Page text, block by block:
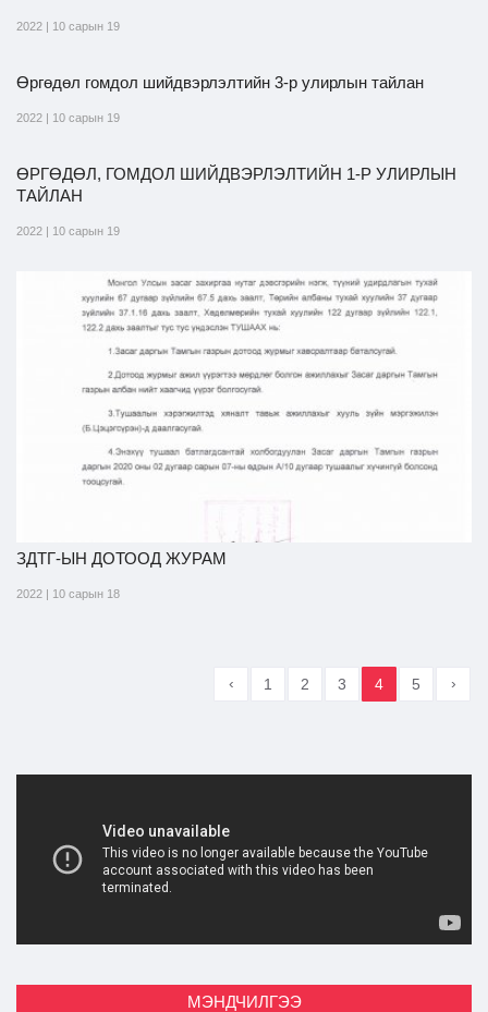
2022 | 10 сарын 19
Өргөдөл гомдол шийдвэрлэлтийн 3-р улирлын тайлан
2022 | 10 сарын 19
ӨРГӨДӨЛ, ГОМДОЛ ШИЙДВЭРЛЭЛТИЙН 1-Р УЛИРЛЫН
ТАЙЛАН
2022 | 10 сарын 19
ЗДТГ-ЫН ДОТООД ЖУРАМ
2022 | 10 сарын 18
‹ 1 2 3 4 5 ›
МЭНДЧИЛГЭЭ